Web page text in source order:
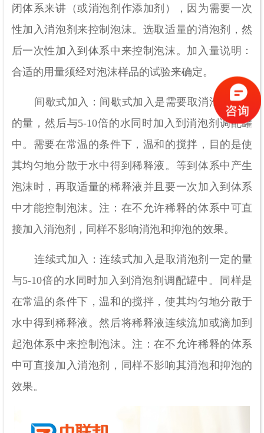
闭体系来讲（或消泡剂作添加剂），因为需要一次
性加入消泡剂来控制泡沫。选取适量的消泡剂，然
后一次性加入到体系中来控制泡沫。加入量说明：
合适的用量须经对泡沫样品的试验来确定。
间歇式加入：间歇式加入是需要取消泡剂一定
的量，然后与5-10倍的水同时加入到消泡剂调配罐
中。需要在常温的条件下，温和的搅拌，目的是使
其均匀地分散于水中得到稀释液。等到体系中产生
泡沫时，再取适量的稀释液并且要一次加入到体系
中才能控制泡沫。注：在不允许稀释的体系中可直
接加入消泡剂，同样不影响消泡和抑泡的效果。
连续式加入：连续式加入是取消泡剂一定的量
与5-10倍的水同时加入到消泡剂调配罐中。同样是
在常温的条件下，温和的搅拌，使其均匀地分散于
水中得到稀释液。然后将稀释液连续流加或滴加到
起泡体系中来控制泡沫。注：在不允许稀释的体系
中可直接加入消泡剂，同样不影响其消泡和抑泡的
效果。